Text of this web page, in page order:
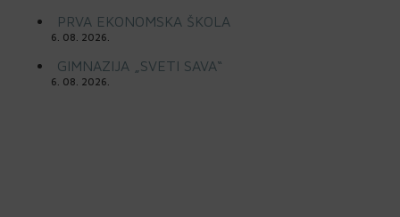
PRVA EKONOMSKA ŠKOLA
6. 08. 2026.
GIMNAZIJA „SVETI SAVA“
6. 08. 2026.